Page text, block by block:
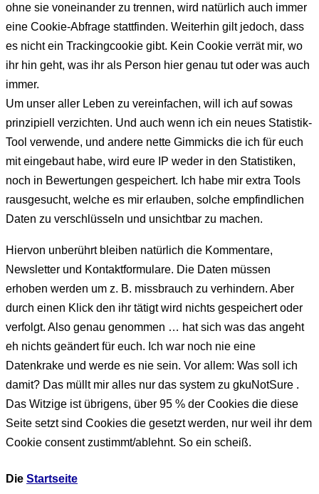
ohne sie voneinander zu trennen, wird natürlich auch immer
eine Cookie-Abfrage stattfinden. Weiterhin gilt jedoch, dass
es nicht ein Trackingcookie gibt. Kein Cookie verrät mir, wo
ihr hin geht, was ihr als Person hier genau tut oder was auch
immer.
Um unser aller Leben zu vereinfachen, will ich auf sowas
prinzipiell verzichten. Und auch wenn ich ein neues Statistik-
Tool verwende, und andere nette Gimmicks die ich für euch
mit eingebaut habe, wird eure IP weder in den Statistiken,
noch in Bewertungen gespeichert. Ich habe mir extra Tools
rausgesucht, welche es mir erlauben, solche empfindlichen
Daten zu verschlüsseln und unsichtbar zu machen.
Hiervon unberührt bleiben natürlich die Kommentare,
Newsletter und Kontaktformulare. Die Daten müssen
erhoben werden um z. B. missbrauch zu verhindern. Aber
durch einen Klick den ihr tätigt wird nichts gespeichert oder
verfolgt. Also genau genommen … hat sich was das angeht
eh nichts geändert für euch. Ich war noch nie eine
Datenkrake und werde es nie sein. Vor allem: Was soll ich
damit? Das müllt mir alles nur das system zu gkuNotSure .
Das Witzige ist übrigens, über 95 % der Cookies die diese
Seite setzt sind Cookies die gesetzt werden, nur weil ihr dem
Cookie consent zustimmt/ablehnt. So ein scheiß.
Die Startseite